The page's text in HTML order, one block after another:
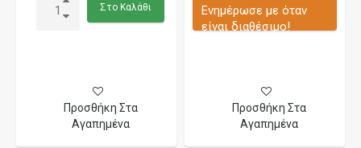
Στο Καλάθι
Προσθήκη Στα
Αγαπημένα
Ενημέρωσε με όταν
είναι διαθέσιμο!
Προσθήκη Στα
Αγαπημένα